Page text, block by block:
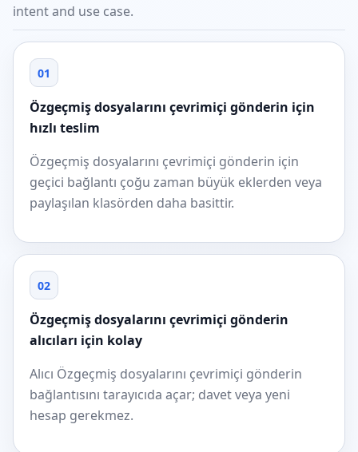
intent and use case.
01
Özgeçmiş dosyalarını çevrimiçi gönderin için
hızlı teslim
Özgeçmiş dosyalarını çevrimiçi gönderin için
geçici bağlantı çoğu zaman büyük eklerden veya
paylaşılan klasörden daha basittir.
02
Özgeçmiş dosyalarını çevrimiçi gönderin
alıcıları için kolay
Alıcı Özgeçmiş dosyalarını çevrimiçi gönderin
bağlantısını tarayıcıda açar; davet veya yeni
hesap gerekmez.